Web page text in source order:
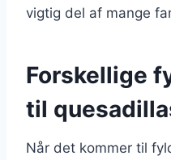
vigtig del af mange
Forskellige
til
Når det kommer til